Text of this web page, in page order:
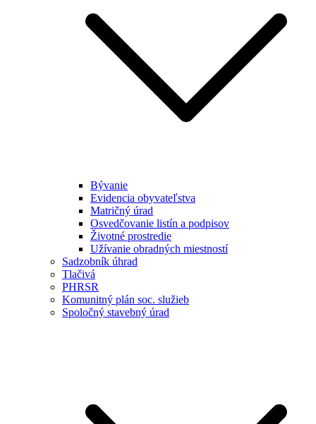
Bývanie
Evidencia obyvateľstva
Matričný úrad
Osvedčovanie listín a podpisov
Životné prostredie
Užívanie obradných miestností
Sadzobník úhrad
Tlačivá
PHRSR
Komunitný plán soc. služieb
Spoločný stavebný úrad